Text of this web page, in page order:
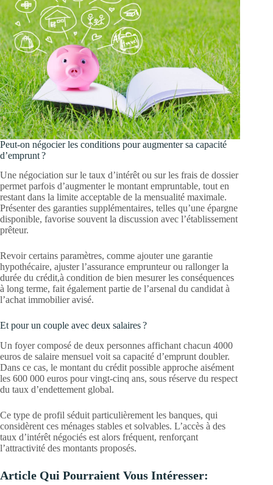
Peut-on négocier les conditions pour augmenter sa capacité
d’emprunt ?
Une négociation sur le taux d’intérêt ou sur les frais de dossier
permet parfois d’augmenter le montant empruntable, tout en
restant dans la limite acceptable de la mensualité maximale.
Présenter des garanties supplémentaires, telles qu’une épargne
disponible, favorise souvent la discussion avec l’établissement
prêteur.
Revoir certains paramètres, comme ajouter une garantie
hypothécaire, ajuster l’assurance emprunteur ou rallonger la
durée du crédit,à condition de bien mesurer les conséquences
à long terme, fait également partie de l’arsenal du candidat à
l’achat immobilier avisé.
Et pour un couple avec deux salaires ?
Un foyer composé de deux personnes affichant chacun 4000
euros de salaire mensuel voit sa capacité d’emprunt doubler.
Dans ce cas, le montant du crédit possible approche aisément
les 600 000 euros pour vingt-cinq ans, sous réserve du respect
du taux d’endettement global.
Ce type de profil séduit particulièrement les banques, qui
considèrent ces ménages stables et solvables. L’accès à des
taux d’intérêt négociés est alors fréquent, renforçant
l’attractivité des montants proposés.
Article Qui Pourraient Vous Intéresser: